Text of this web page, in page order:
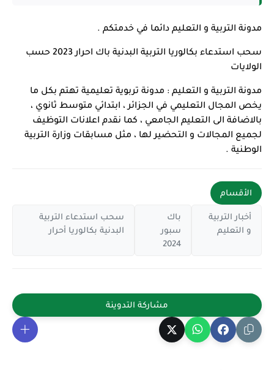
مدونة التربية و التعليم دائما في خدمتكم .
سحب استدعاء بكالوريا التربية البدنية باك احرار 2023 حسب
الولايات
مدونة التربية و التعليم : مدونة تربوية تعليمية تهتم بكل ما
يخص المجال التعليمي في الجزائر ، ابتدائي متوسط ثانوي ،
بالاضافة الى التعليم الجامعي ، كما نقدم اعلانات التوظيف
لجميع المجالات و التحضير لها ، مثل مسابقات وزارة التربية
الوطنية .
الأقسام
أخبار التربية
و التعليم
باك
سبور
2024
سحب استدعاء التربية
البدنية بكالوريا أحرار